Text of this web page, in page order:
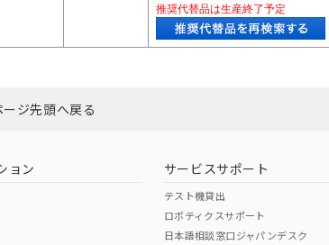
推奨代替品は生産終了予定
ージ先頭へ戻る
ョン サービスサポート
テスト機貸出
ロボティクスサポート
日本語相談窓口ジャパンデスク